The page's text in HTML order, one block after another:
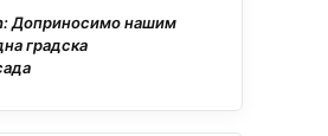
Доприносимо нашим
градска